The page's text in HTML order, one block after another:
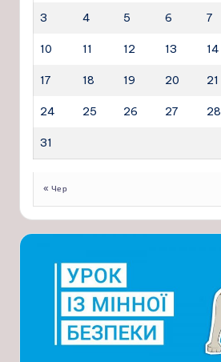
3 4 5 6 7
10 11 12 13 14
17 18 19 20 21
24 25 26 27 28
31
« Чер